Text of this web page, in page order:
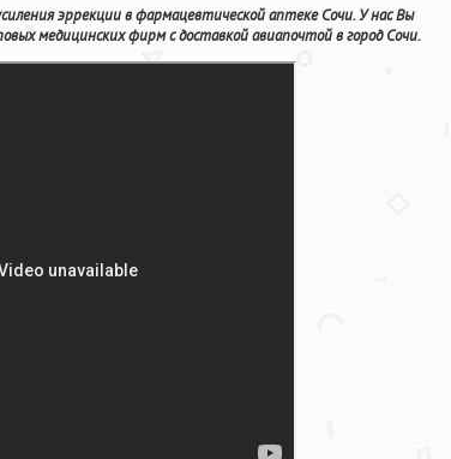
эррекции в фармацевтической аптеке Сочи. У нас Вы
медицинских фирм с доставкой авиапочтой в город Сочи.